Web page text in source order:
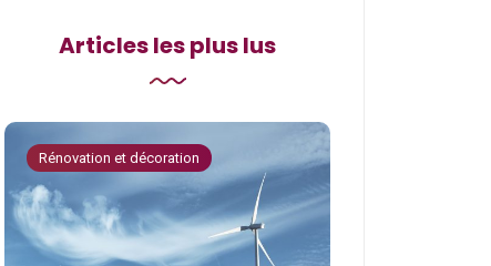
Articles les plus lus
Rénovation et décoration